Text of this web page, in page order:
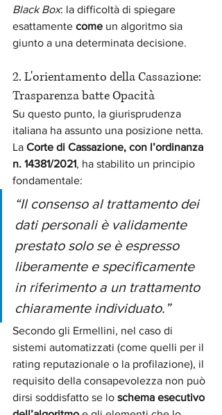
Black Box: la difficoltà di spiegare
esattamente come un algoritmo sia
giunto a una determinata decisione.
2. L'orientamento della Cassazione:
Trasparenza batte Opacità
Su questo punto, la giurisprudenza
italiana ha assunto una posizione netta.
La Corte di Cassazione, con l’ordinanza
n. 14381/2021, ha stabilito un principio
fondamentale:
“Il consenso al trattamento dei
dati personali è validamente
prestato solo se è espresso
liberamente e specificamente
in riferimento a un trattamento
chiaramente individuato.”
Secondo gli Ermellini, nel caso di
sistemi automatizzati (come quelli per il
rating reputazionale o la profilazione), il
requisito della consapevolezza non può
dirsi soddisfatto se lo schema esecutivo